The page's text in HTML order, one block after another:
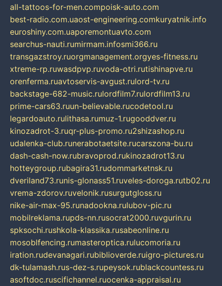
all-tattoos-for-men.compoisk-auto.com
best-radio.com.uaost-engineering.comkuryatnik.info
euroshiny.com.uaporemontuavto.com
searchus-nauti.rumirmam.infosmi366.ru
transgazstroy.ruorgmanagement.orgyes-fitness.ru
xtreme-rp.ruwasdpvp.ruvoda-otri.rutishinapve.ru
orenferma.ruavtoservis-avgust.rulord-tv.ru
backstage-682-music.rulordfilm7.rulordfilm13.ru
prime-cars63.ruun-believable.rucodetool.ru
legardoauto.rulithasa.rumuz-1.rugooddver.ru
kinozadrot-3.ruqr-plus-promo.ru2shizashop.ru
udalenka-club.runerabotaetsite.rucarszona-bu.ru
dash-cash-now.rubravoprod.rukinozadrot13.ru
hotteygroup.rubagira31.rudommarketnsk.ru
dveriland73.runis-glonass51.ruveles-doroga.rutb02.ru
vrema-zdorov.ruvelonik.rusurgutgloss.ru
nike-air-max-95.runadookna.rulubov-pic.ru
mobilreklama.rupds-nn.rusocrat2000.ruvgurin.ru
spksochi.rushkola-klassika.rusabeonline.ru
mosoblfencing.rumasteroptica.rulucomoria.ru
iration.rudevanagari.rubiblioverde.ruigro-pictures.ru
dk-tulamash.rus-dez-s.rupeysok.rublackcountess.ru
asoftdoc.ruscifichannel.ruocenka-appraisal.ru